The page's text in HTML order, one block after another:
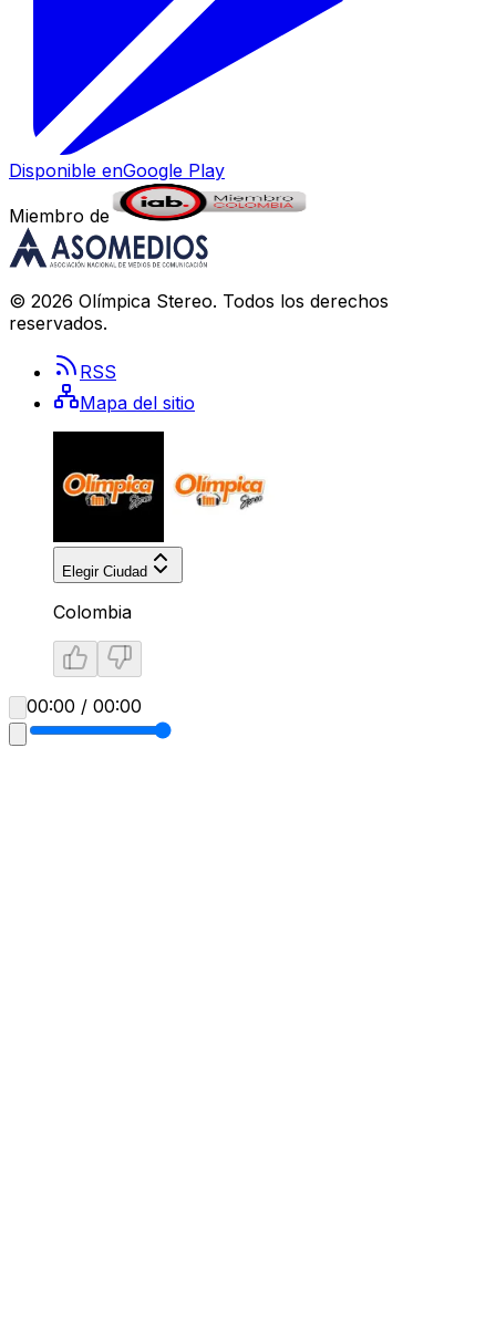
Disponible enGoogle Play
Miembro de
© 2026 Olímpica Stereo. Todos los derechos
reservados.
RSS
Mapa del sitio
Elegir Ciudad
Colombia
00:00 / 00:00